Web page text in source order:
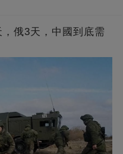
俄3天，中國到底需